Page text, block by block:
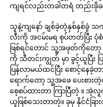
ကျရင်လည်းတခါတရံ တည်းခိုခန်
သူနဲ့ကျနော် ချစ်ခဲ့တဲ့နှစ်နှစ်ခွဲ
လီးကို အငမ်းမရ စုပ်တတ်ပြီး
ဖြစ်ရင်တောင် သူ့အဖုတ်ကိုတေ
ကို သီတင်းကျွတ် မှာ ခွင့်ယူပြီး
ပြန်လာမယ်ထင်ပြီး စောင့်နေခဲ့
ရောက်တော့ သူ့အဖေ ပေးစ
စေ့စပ်ထားတာ ကြာပြီတဲ့ ။ အဲ့
ယူဖြစ်သေးတာတဲ့။ ခုမှ နိုင်ငံခြာ